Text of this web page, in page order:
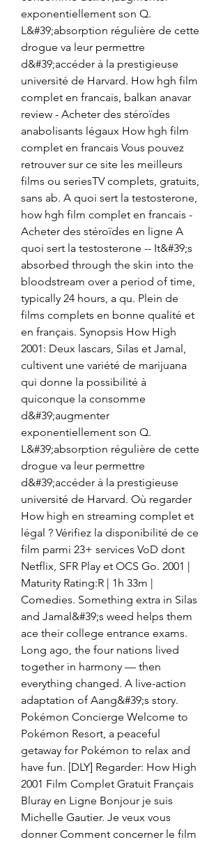
exponentiellement son Q.
L&#39;absorption régulière de cette
drogue va leur permettre
d&#39;accéder à la prestigieuse
université de Harvard. How hgh film
complet en francais, balkan anavar
review - Acheter des stéroïdes
anabolisants légaux How hgh film
complet en francais Vous pouvez
retrouver sur ce site les meilleurs
films ou seriesTV complets, gratuits,
sans ab. A quoi sert la testosterone,
how hgh film complet en francais -
Acheter des stéroïdes en ligne A
quoi sert la testosterone -- It&#39;s
absorbed through the skin into the
bloodstream over a period of time,
typically 24 hours, a qu. Plein de
films complets en bonne qualité et
en français. Synopsis How High
2001: Deux lascars, Silas et Jamal,
cultivent une variété de marijuana
qui donne la possibilité à
quiconque la consomme
d&#39;augmenter
exponentiellement son Q.
L&#39;absorption régulière de cette
drogue va leur permettre
d&#39;accéder à la prestigieuse
université de Harvard. Où regarder
How high en streaming complet et
légal ? Vérifiez la disponibilité de ce
film parmi 23+ services VoD dont
Netflix, SFR Play et OCS Go. 2001 |
Maturity Rating:R | 1h 33m |
Comedies. Something extra in Silas
and Jamal&#39;s weed helps them
ace their college entrance exams.
Long ago, the four nations lived
together in harmony — then
everything changed. A live-action
adaptation of Aang&#39;s story.
Pokémon Concierge Welcome to
Pokémon Resort, a peaceful
getaway for Pokémon to relax and
have fun. [DLY] Regarder: How High
2001 Film Complet Gratuit Français
Bluray en Ligne Bonjour je suis
Michelle Gautier. Je veux vous
donner Comment concerner le film